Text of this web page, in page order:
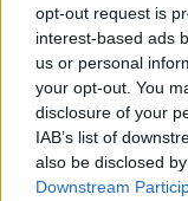
opt-out request is
interest-based ads
us or personal
your opt-out. You
disclosure of your
IAB’s list of
also be disclosed
Downstream
Entidades do
em áreas protegidas
Quatro entidades
de 738,8 mil euros...
6 Agosto, 2026 - 09:49